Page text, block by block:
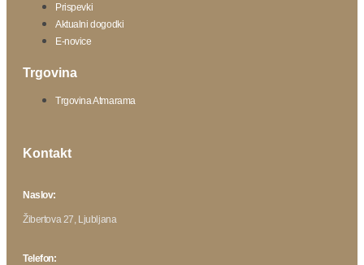
Prispevki
Aktualni dogodki
E-novice
Trgovina
Trgovina Atmarama
Kontakt
Naslov:
Žibertova 27, Ljubljana
Telefon: